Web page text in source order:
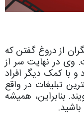
از دروغ گفتن که
وی در نهایت سر از
با کمک دیگر افراد
تبلیغات در واقع
بنابراین، همیشه